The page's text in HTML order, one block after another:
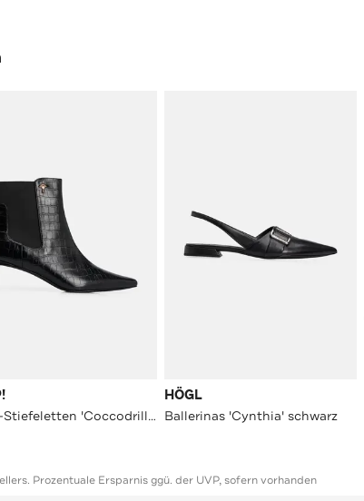
Leder-Stiefeletten 'Coccodrillo Tia' schwarz
HÖGL
Ballerinas 'Cynthia' schwarz
Prozentuale Ersparnis ggü. der UVP, sofern vorhanden